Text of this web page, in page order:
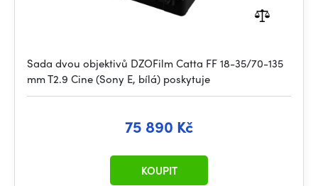
Sada dvou objektivů DZOFilm Catta FF 18-35/70-135
mm T2.9 Cine (Sony E, bílá) poskytuje
75 890 Kč
KOUPIT